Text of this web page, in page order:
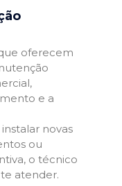
oferecem
e a
novas
ou
o técnico
atender.